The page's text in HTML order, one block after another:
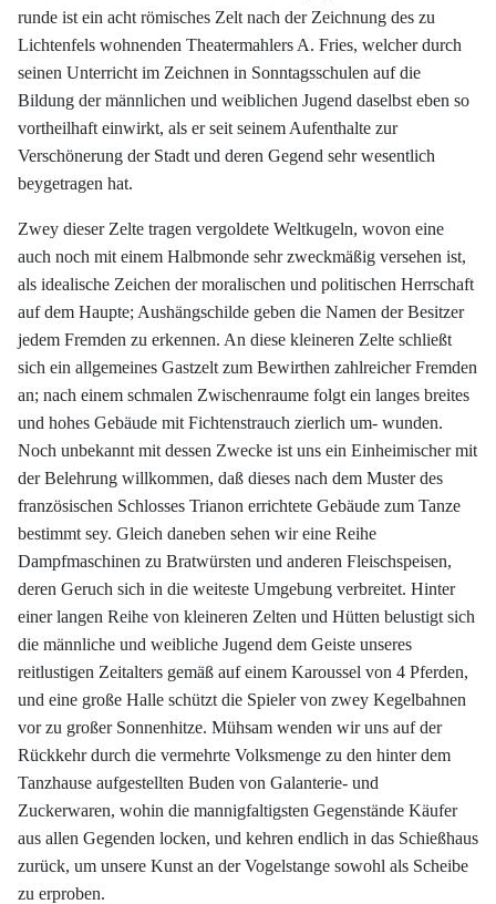
runde ist ein acht römisches Zelt nach der Zeichnung des zu
Lichtenfels wohnenden Theatermahlers A. Fries, welcher durch
seinen Unterricht im Zeichnen in Sonntagsschulen auf die
Bildung der männlichen und weiblichen Jugend daselbst eben so
vortheilhaft einwirkt, als er seit seinem Aufenthalte zur
Verschönerung der Stadt und deren Gegend sehr wesentlich
beygetragen hat.
Zwey dieser Zelte tragen vergoldete Weltkugeln, wovon eine
auch noch mit einem Halbmonde sehr zweckmäßig versehen ist,
als idealische Zeichen der moralischen und politischen Herrschaft
auf dem Haupte; Aushängschilde geben die Namen der Besitzer
jedem Fremden zu erkennen. An diese kleineren Zelte schließt
sich ein allgemeines Gastzelt zum Bewirthen zahlreicher Fremden
an; nach einem schmalen Zwischenraume folgt ein langes breites
und hohes Gebäude mit Fichtenstrauch zierlich um- wunden.
Noch unbekannt mit dessen Zwecke ist uns ein Einheimischer mit
der Belehrung willkommen, daß dieses nach dem Muster des
französischen Schlosses Trianon errichtete Gebäude zum Tanze
bestimmt sey. Gleich daneben sehen wir eine Reihe
Dampfmaschinen zu Bratwürsten und anderen Fleischspeisen,
deren Geruch sich in die weiteste Umgebung verbreitet. Hinter
einer langen Reihe von kleineren Zelten und Hütten belustigt sich
die männliche und weibliche Jugend dem Geiste unseres
reitlustigen Zeitalters gemäß auf einem Karoussel von 4 Pferden,
und eine große Halle schützt die Spieler von zwey Kegelbahnen
vor zu großer Sonnenhitze. Mühsam wenden wir uns auf der
Rückkehr durch die vermehrte Volksmenge zu den hinter dem
Tanzhause aufgestellten Buden von Galanterie- und
Zuckerwaren, wohin die mannigfaltigsten Gegenstände Käufer
aus allen Gegenden locken, und kehren endlich in das Schießhaus
zurück, um unsere Kunst an der Vogelstange sowohl als Scheibe
zu erproben.